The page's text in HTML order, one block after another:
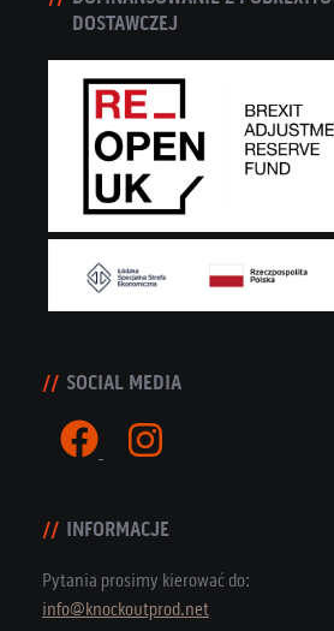
DOSTAWCZEJ
SOCIAL MEDIA
INFORMACJE
Pytania prosimy kierować do:
info@knockoutprod.net